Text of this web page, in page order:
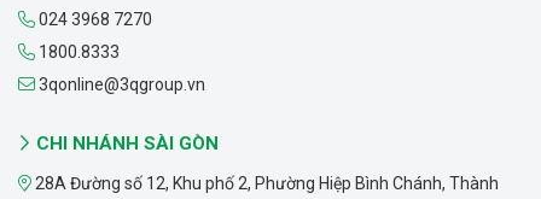
024 3968 7270
1800.8333
3qonline@3qgroup.vn
CHI NHÁNH SÀI GÒN
28A Đường số 12, Khu phố 2, Phường Hiệp Bình Chánh, Thành